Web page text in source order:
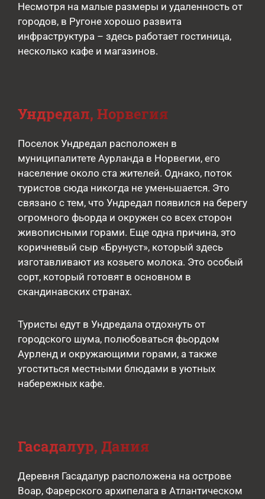
Несмотря на малые размеры и удаленность от
городов, в Ругоне хорошо развита
инфраструктура – здесь работает гостиница,
несколько кафе и магазинов.
Ундредал, Норвегия
Поселок Ундредал расположен в
муниципалитете Аурланда в Норвегии, его
население около ста жителей. Однако, поток
туристов сюда никогда не уменьшается. Это
связано с тем, что Ундредал появился на берегу
огромного фьорда и окружен со всех сторон
живописными горами. Еще одна причина, это
коричневый сыр «Брунуст», который здесь
изготавливают из козьего молока. Это особый
сорт, который готовят в основном в
скандинавских странах.
Туристы едут в Ундредала отдохнуть от
городского шума, полюбоваться фьордом
Аурленд и окружающими горами, а также
угоститься местными блюдами в уютных
набережных кафе.
Гасадалур, Дания
Деревня Гасадалур расположена на острове
Воар, Фарерского архипелага в Атлантическом